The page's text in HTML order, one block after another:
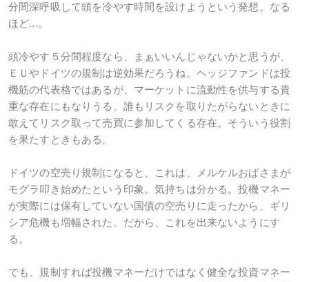
分間深呼吸して頭を冷やす時間を設けようという発想。なる
ほど...。
頭冷やす５分間程度なら、まぁいいんじゃないかと思うが、
ＥＵやドイツの規制は逆効果だろうね。ヘッジファンドは投
機筋の代表格ではあるが、マーケットに流動性を供与する貴
重な存在にもなりうる。誰もリスクを取りたがらないときに
敢えてリスク取って売買に参加してくる存在。そういう役割
を果たすときもある。
ドイツの空売り規制になると、これは、メルケルおばさまが
モグラ叩き始めたという印象。気持ちは分かる。投機マネー
が実際には保有していない国債の空売りに走ったから、ギリ
シア危機も増幅された。だから、これを出来ないようにす
る。
でも、規制すれば投機マネーだけではなく健全な投資マネー